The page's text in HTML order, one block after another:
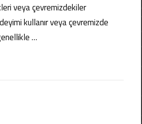
veya çevremizdekiler
kullanır veya çevremizde
…